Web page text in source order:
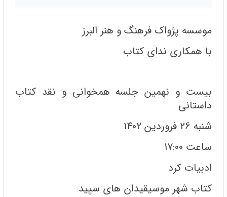
موسسه پژواک فرهنگ و هنر البرز
با همکاری ندای کتاب
بیست و نهمین جلسه همخوانی و نقد کتاب
داستانی
شنبه 26 فروردین 1402
ساعت 17:00
ادبیات کرد
کتاب شهر موسیقیدان های سپید